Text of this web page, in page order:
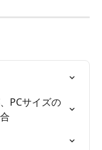
PCサイズの